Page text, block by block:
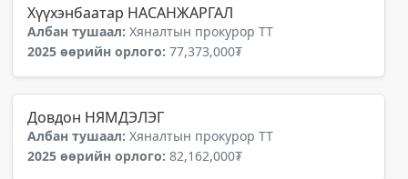
Хүүхэнбаатар НАСАНЖАРГАЛ
Албан тушаал: Хяналтын прокурор ТТ
2025 өөрийн орлого: 77,373,000₮
Довдон НЯМДЭЛЭГ
Албан тушаал: Хяналтын прокурор ТТ
2025 өөрийн орлого: 82,162,000₮